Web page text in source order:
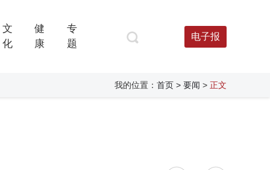
文
化
健
康
专
题
电子报
我的位置： 首页 > 要闻 > 正文